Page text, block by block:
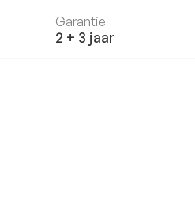
Garantie
2 + 3 jaar